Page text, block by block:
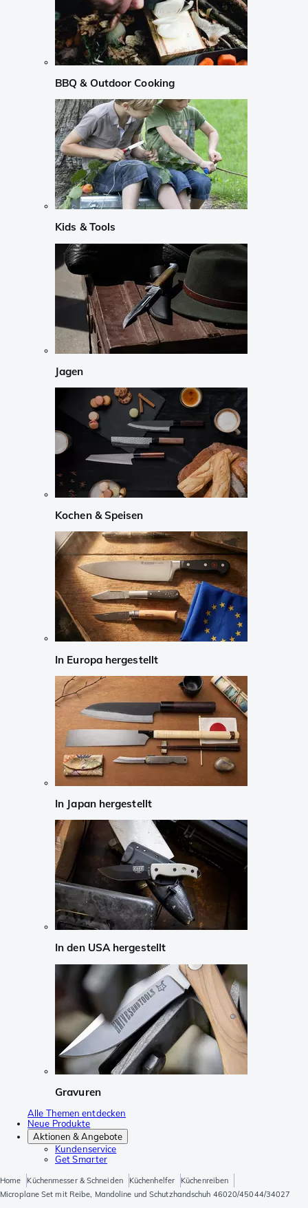
BBQ & Outdoor Cooking
Kids & Tools
Jagen
Kochen & Speisen
In Europa hergestellt
In Japan hergestellt
In den USA hergestellt
Gravuren
Alle Themen entdecken
Neue Produkte
Aktionen & Angebote
Kundenservice
Get Smarter
Home Küchenmesser & Schneiden Küchenhelfer
Küchenreiben
Microplane Set mit Reibe, Mandoline und Schutzhandschuh 46020/45044/34027